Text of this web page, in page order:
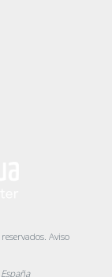
Aviso